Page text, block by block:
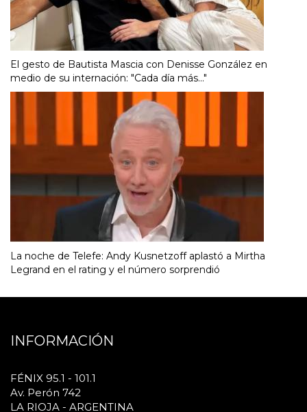
El gesto de Bautista Mascia con Denisse González en
medio de su internación: "Cada día más..."
La noche de Telefe: Andy Kusnetzoff aplastó a Mirtha
Legrand en el rating y el número sorprendió
INFORMACIÓN
FÉNIX 95.1 - 101.1
Av. Perón 742
LA RIOJA - ARGENTINA